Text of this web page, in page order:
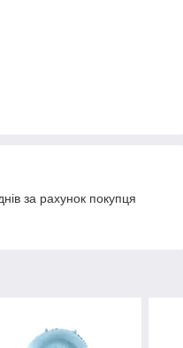
за рахунок покупця